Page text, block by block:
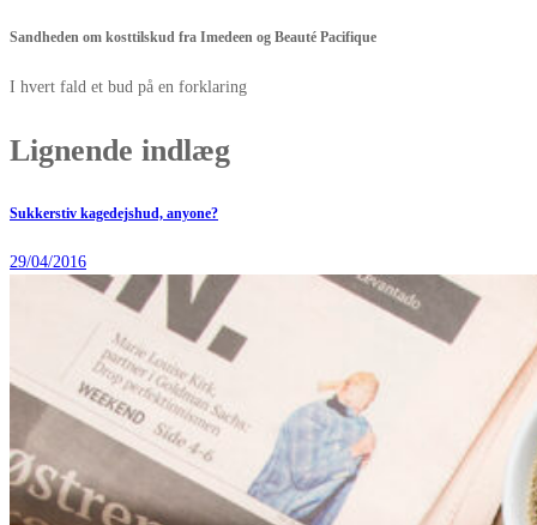
Sandheden om kosttilskud fra Imedeen og Beauté Pacifique
I hvert fald et bud på en forklaring
Lignende indlæg
Sukkerstiv kagedejshud, anyone?
29/04/2016